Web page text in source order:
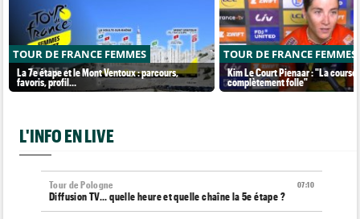
TOUR DE FRANCE FEMMES
La 7e étape et le Mont Ventoux : parcours,
favoris, profil…
TOUR DE FRANCE FEMMES
Kim Le Court Pienaar : "La course
complètement folle"
L'INFO EN LIVE
07:10
Tour de Pologne
Diffusion TV... quelle heure et quelle chaîne la 5e étape ?